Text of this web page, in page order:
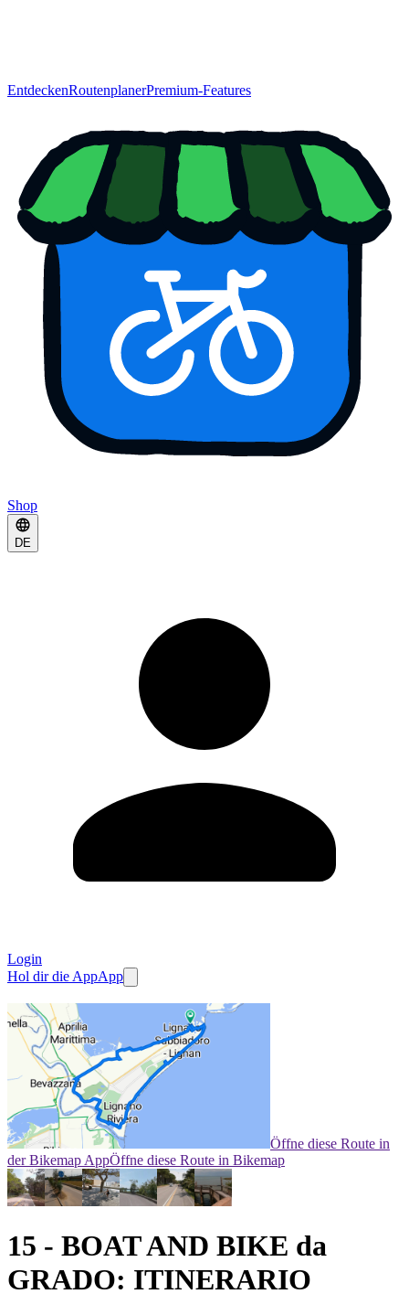
EntdeckenRoutenplanerPremium-Features
Shop
DE
Login
Hol dir die AppApp
Öffne diese Route in
der Bikemap AppÖffne diese Route in Bikemap
15 - BOAT AND BIKE da
GRADO: ITINERARIO